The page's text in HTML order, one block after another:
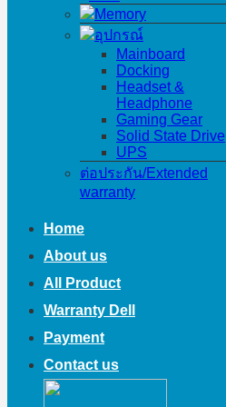
Memory
อุปกรณ์
Mainboard
Docking
Headset &
Headphone
Gaming Gear
Solid State Drive
UPS
ต่อประกัน/Extended
warranty
Home
About us
All Product
Warranty Dell
Payment
Contact us